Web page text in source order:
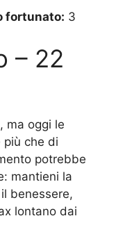
fortunato: 3
– 22
ma oggi le
più che di
potrebbe
mantieni la
benessere,
lontano dai